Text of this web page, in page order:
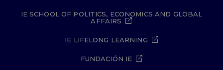
IE SCHOOL OF POLITICS, ECONOMICS AND GLOBAL
AFFAIRS
IE LIFELONG LEARNING
FUNDACIÓN IE